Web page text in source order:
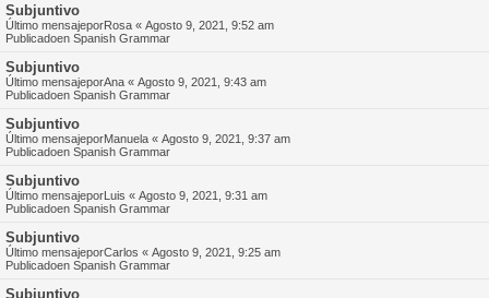
Subjuntivo
Último mensajeporRosa « Agosto 9, 2021, 9:52 am
Publicadoen Spanish Grammar
Subjuntivo
Último mensajeporAna « Agosto 9, 2021, 9:43 am
Publicadoen Spanish Grammar
Subjuntivo
Último mensajeporManuela « Agosto 9, 2021, 9:37 am
Publicadoen Spanish Grammar
Subjuntivo
Último mensajeporLuis « Agosto 9, 2021, 9:31 am
Publicadoen Spanish Grammar
Subjuntivo
Último mensajeporCarlos « Agosto 9, 2021, 9:25 am
Publicadoen Spanish Grammar
Subjuntivo